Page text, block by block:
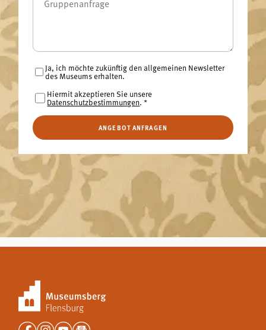
Ja, ich möchte zukünftig den allgemeinen Newsletter
des Museums erhalten.
Hiermit akzeptieren Sie unsere
Datenschutzbestimmungen.*
ANGEBOT ANFRAGEN